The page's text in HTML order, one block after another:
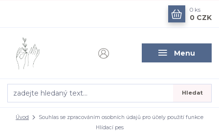
Menu
Hledat
0 ks
0 CZK
Úvod
Souhlas se zpracováním osobních údajů pro účely použití funkce
Hlídací pes